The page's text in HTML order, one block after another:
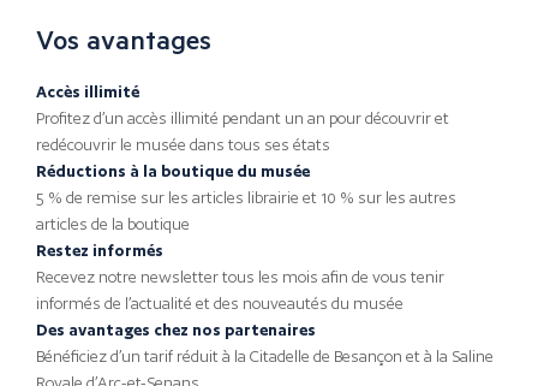
Vos avantages
Accès illimité
Profitez d’un accès illimité pendant un an pour découvrir et
redécouvrir le musée dans tous ses états
Réductions à la boutique du musée
5 % de remise sur les articles librairie et 10 % sur les autres
articles de la boutique
Restez informés
Recevez notre newsletter tous les mois afin de vous tenir
informés de l’actualité et des nouveautés du musée
Des avantages chez nos partenaires
Bénéficiez d’un tarif réduit à la Citadelle de Besançon et à la Saline